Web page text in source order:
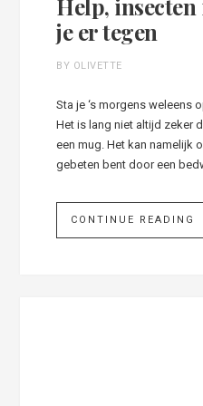
Help,
je er tegen
BY OLIVETTE
Sta je ‘s morgens weleens
Het is lang niet altijd zeker
een mug. Het kan namelijk
gebeten bent door een
CONTINUE READING